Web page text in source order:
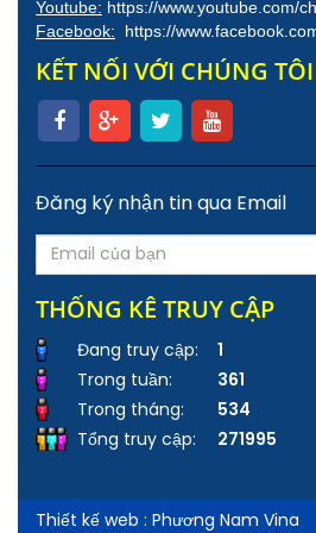
Youtube: https://www.youtube.com/
Facebook: https://
KẾT NỐI VỚI CHÚNG TÔI
Đăng ký nhận tin qua Email
THỐNG KÊ TRUY CẬP
Đang truy cập:
1
Trong tuần:
361
Trong tháng:
534
Tổng truy cập:
271995
Thiết kế web : Phương Nam Vina